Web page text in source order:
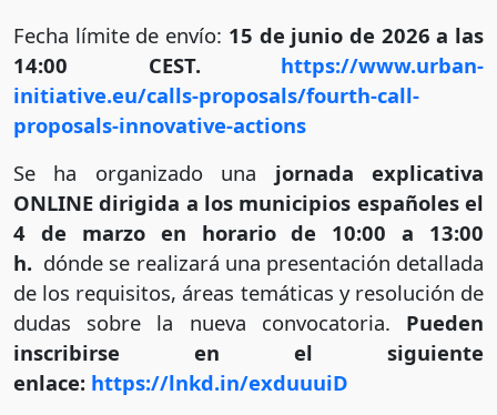
Fecha límite de envío: 15 de junio de 2026 a las
14:00 CEST. https://www.urban-
initiative.eu/calls-proposals/fourth-call-
proposals-innovative-actions
Se ha organizado una jornada explicativa
ONLINE dirigida a los municipios españoles el
4 de marzo en horario de 10:00 a 13:00
h. dónde se realizará una presentación detallada
de los requisitos, áreas temáticas y resolución de
dudas sobre la nueva convocatoria. Pueden
inscribirse en el siguiente
enlace: https://lnkd.in/exduuuiD